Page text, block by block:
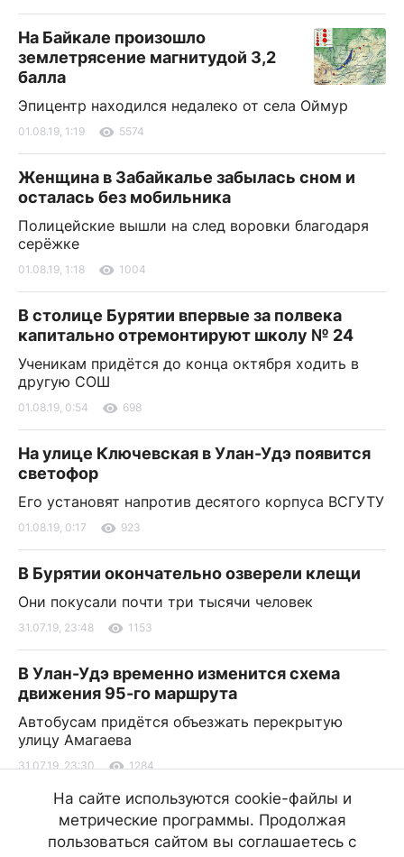
На Байкале произошло
землетрясение магнитудой 3,2
балла
Эпицентр находился недалеко от села Оймур
01.08.19, 1:19 5574
Женщина в Забайкалье забылась сном и
осталась без мобильника
Полицейские вышли на след воровки благодаря
серёжке
01.08.19, 1:18 1004
В столице Бурятии впервые за полвека
капитально отремонтируют школу № 24
Ученикам придётся до конца октября ходить в
другую СОШ
01.08.19, 0:54 698
На улице Ключевская в Улан-Удэ появится
светофор
Его установят напротив десятого корпуса ВСГУТУ
01.08.19, 0:17 923
В Бурятии окончательно озверели клещи
Они покусали почти три тысячи человек
31.07.19, 23:48 1153
В Улан-Удэ временно изменится схема
движения 95-го маршрута
Автобусам придётся объезжать перекрытую
улицу Амагаева
31.07.19, 23:30 1284
В Бурятии продолжатся дожди и грозы
В республике сохранится ненастье
На сайте используются cookie-файлы и
метрические программы. Продолжая
пользоваться сайтом вы соглашаетесь с